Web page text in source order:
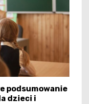
podsumowanie
dzieci i